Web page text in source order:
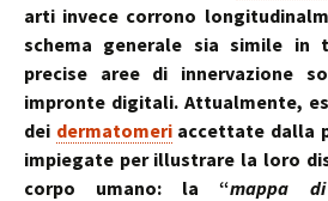
arti invece corrono
schema generale sia simile
precise aree di innervazione
impronte digitali. Attualmente,
dei dermatomeriaccettate dalla
impiegate per illustrare la loro
corpo umano: la “mappa